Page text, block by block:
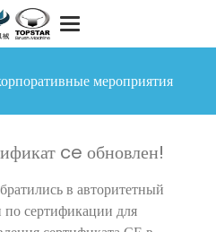
мероприятия
ce обновлен!
в авторитетный
по сертификации для